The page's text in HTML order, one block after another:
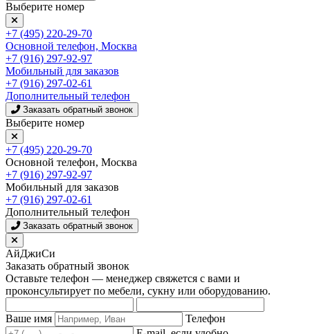
Выберите номер
+7 (495) 220-29-70
Основной телефон, Москва
+7 (916) 297-92-97
Мобильный для заказов
+7 (916) 297-02-61
Дополнительный телефон
Заказать обратный звонок
Выберите номер
+7 (495) 220-29-70
Основной телефон, Москва
+7 (916) 297-92-97
Мобильный для заказов
+7 (916) 297-02-61
Дополнительный телефон
Заказать обратный звонок
АйДжиСи
Заказать обратный звонок
Оставьте телефон — менеджер свяжется с вами и
проконсультирует по мебели, сукну или оборудованию.
Ваше имя
Телефон